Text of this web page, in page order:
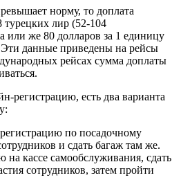
норму, то доплата
лир (52-104
или же 80 долларов за 1 единицу
Эти данные приведены на рейсы
рейсах сумма доплаты
регистрацию, есть два варианта
по посадочному
и сдать багаж там же.
на кассе самообслуживания, сдать
сотрудников, затем пройти